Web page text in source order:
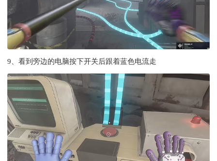
9、看到旁边的电脑按下开关后跟着蓝色电流走